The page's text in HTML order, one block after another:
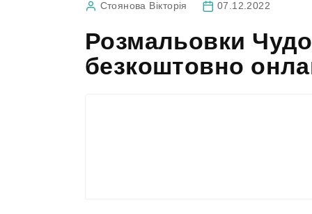
Стоянова Вікторія 07.12.2022
Розмальовки
безкоштовно